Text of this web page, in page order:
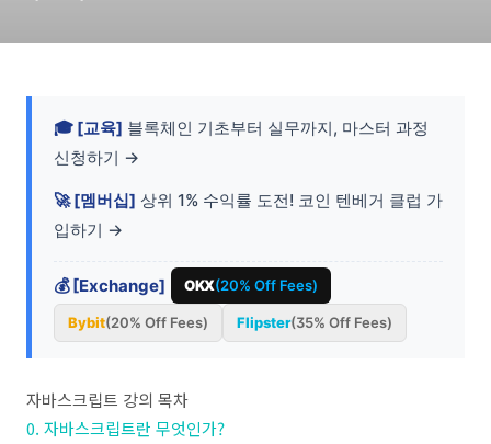
🎓 [교육] 블록체인 기초부터 실무까지, 마스터 과정
신청하기 →
🚀 [멤버십] 상위 1% 수익률 도전! 코인 텐베거 클럽 가
입하기 →
💰 [Exchange] OKX(20% Off Fees)
Bybit(20% Off Fees) Flipster(35% Off Fees)
자바스크립트 강의 목차
0. 자바스크립트란 무엇인가?